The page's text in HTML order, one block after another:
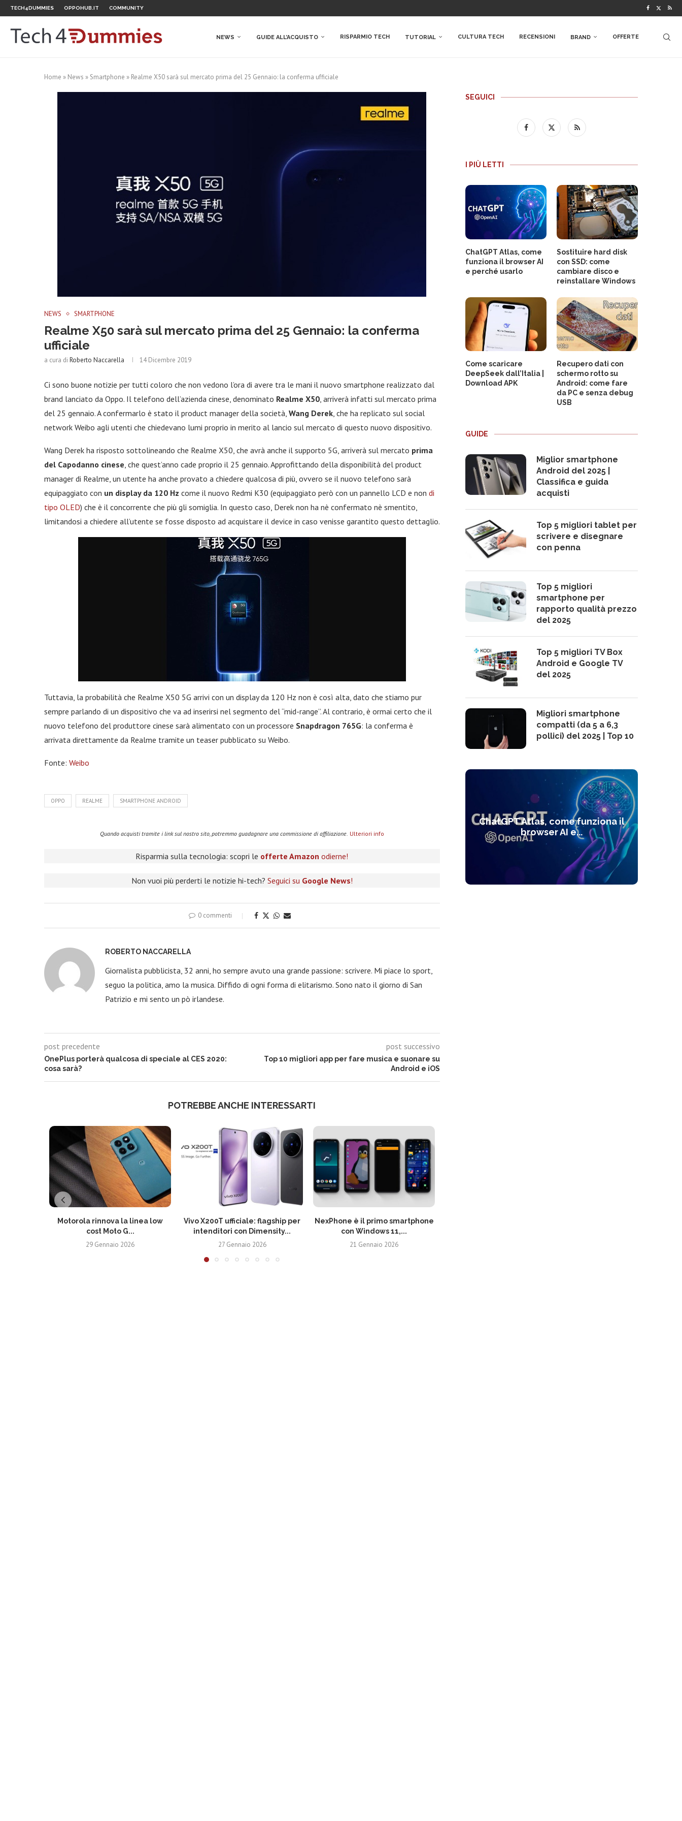
TECH4DUMMIES OPPOHUB.IT COMMUNITY
NEWS GUIDE ALL’ACQUISTO RISPARMIO TECH TUTORIAL CULTURA TECH RECENSIONI BRAND OFFERTE
Home » News » Smartphone » Realme X50 sarà sul mercato prima del 25 Gennaio: la conferma ufficiale
NEWS SMARTPHONE
Realme X50 sarà sul mercato prima del 25 Gennaio: la conferma
ufficiale
a cura di Roberto Naccarella 14 Dicembre 2019
Ci sono buone notizie per tutti coloro che non vedono l’ora di avere tra le mani il nuovo smartphone realizzato dal
brand lanciato da Oppo. Il telefono dell’azienda cinese, denominato Realme X50, arriverà infatti sul mercato prima
del 25 gennaio. A confermarlo è stato il product manager della società, Wang Derek, che ha replicato sul social
network Weibo agli utenti che chiedevano lumi proprio in merito al lancio sul mercato di questo nuovo dispositivo.
Wang Derek ha risposto sottolineando che Realme X50, che avrà anche il supporto 5G, arriverà sul mercato prima
del Capodanno cinese, che quest’anno cade proprio il 25 gennaio. Approfittando della disponibilità del product
manager di Realme, un utente ha anche provato a chiedere qualcosa di più, ovvero se il nuovo telefono sarà
equipaggiato con un display da 120 Hz come il nuovo Redmi K30 (equipaggiato però con un pannello LCD e non di
tipo OLED) che è il concorrente che più gli somiglia. In questo caso, Derek non ha nè confermato nè smentito,
limitandosi a chiedere all’utente se fosse disposto ad acquistare il device in caso venisse garantito questo dettaglio.
Tuttavia, la probabilità che Realme X50 5G arrivi con un display da 120 Hz non è così alta, dato che stiamo pur
sempre parlando di un dispositivo che va ad inserirsi nel segmento del “mid-range”. Al contrario, è ormai certo che il
nuovo telefono del produttore cinese sarà alimentato con un processore Snapdragon 765G: la conferma è
arrivata direttamente da Realme tramite un teaser pubblicato su Weibo.
Fonte: Weibo
OPPO REALME SMARTPHONE ANDROID
Quando acquisti tramite i link sul nostro sito, potremmo guadagnare una commissione di affiliazione. Ulteriori info
Risparmia sulla tecnologia: scopri le offerte Amazon odierne!
Non vuoi più perderti le notizie hi-tech? Seguici su Google News!
0 commenti
ROBERTO NACCARELLA
Giornalista pubblicista, 32 anni, ho sempre avuto una grande passione: scrivere. Mi piace lo sport,
seguo la politica, amo la musica. Diffido di ogni forma di elitarismo. Sono nato il giorno di San
Patrizio e mi sento un pò irlandese.
post precedente
OnePlus porterà qualcosa di speciale al CES 2020:
cosa sarà?
post successivo
Top 10 migliori app per fare musica e suonare su
Android e iOS
POTREBBE ANCHE INTERESSARTI
Motorola rinnova la linea low
cost Moto G...
29 Gennaio 2026
Vivo X200T ufficiale: flagship per
intenditori con Dimensity...
27 Gennaio 2026
NexPhone è il primo smartphone
con Windows 11,...
21 Gennaio 2026
SEGUICI
I PIÙ LETTI
ChatGPT Atlas, come
funziona il browser AI
e perché usarlo
Sostituire hard disk
con SSD: come
cambiare disco e
reinstallare Windows
Come scaricare
DeepSeek dall’Italia |
Download APK
Recupero dati con
schermo rotto su
Android: come fare
da PC e senza debug
USB
GUIDE
Miglior smartphone
Android del 2025 |
Classifica e guida
acquisti
Top 5 migliori tablet per
scrivere e disegnare
con penna
Top 5 migliori
smartphone per
rapporto qualità prezzo
del 2025
Top 5 migliori TV Box
Android e Google TV
del 2025
Migliori smartphone
compatti (da 5 a 6,3
pollici) del 2025 | Top 10
ChatGPT Atlas, come funziona il
browser AI e...